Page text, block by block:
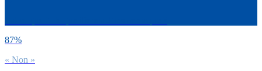
87%
« Non »